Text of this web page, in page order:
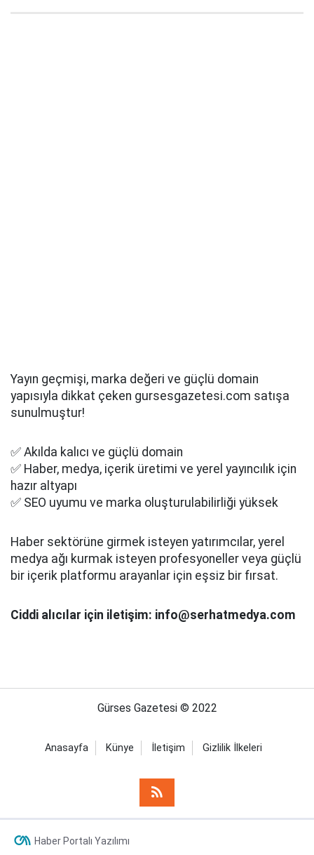
Yayın geçmişi, marka değeri ve güçlü domain
yapısıyla dikkat çeken gursesgazetesi.com satışa
sunulmuştur!
✅ Akılda kalıcı ve güçlü domain
✅ Haber, medya, içerik üretimi ve yerel yayıncılık için
hazır altyapı
✅ SEO uyumu ve marka oluşturulabilirliği yüksek
Haber sektörüne girmek isteyen yatırımcılar, yerel
medya ağı kurmak isteyen profesyoneller veya güçlü
bir içerik platformu arayanlar için eşsiz bir fırsat.
Ciddi alıcılar için iletişim: info@serhatmedya.com
Gürses Gazetesi © 2022
Anasayfa Künye İletişim Gizlilik İlkeleri
Haber Portalı Yazılımı